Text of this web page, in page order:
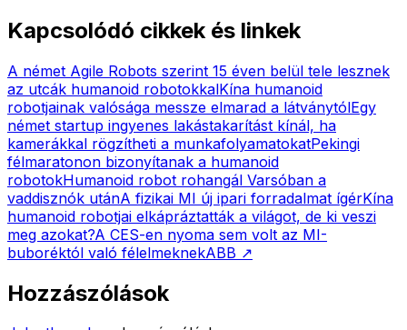
Kapcsolódó cikkek és linkek
A német Agile Robots szerint 15 éven belül tele lesznek
az utcák humanoid robotokkalKína humanoid
robotjainak valósága messze elmarad a látványtólEgy
német startup ingyenes lakástakarítást kínál, ha
kamerákkal rögzítheti a munkafolyamatokatPekingi
félmaratonon bizonyítanak a humanoid
robotokHumanoid robot rohangál Varsóban a
vaddisznók utánA fizikai MI új ipari forradalmat ígérKína
humanoid robotjai elkápráztatták a világot, de ki veszi
meg azokat?A CES-en nyoma sem volt az MI-
buboréktól való félelmeknekABB ↗
Hozzászólások